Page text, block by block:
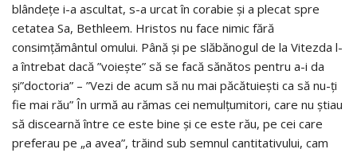
blândeţe i-a ascultat, s-a urcat în corabie şi a plecat spre
cetatea Sa, Bethleem. Hristos nu face nimic fără
consimțământul omului. Până și pe slăbănogul de la Vitezda l-
a întrebat dacă ”voiește” să se facă sănătos pentru a-i da
și”doctoria” – ”Vezi de acum să nu mai păcătuiești ca să nu-ți
fie mai rău” În urmă au rămas cei nemulţumitori, care nu ştiau
să discearnă între ce este bine şi ce este rău, pe cei care
preferau pe „a avea”, trăind sub semnul cantitativului, cam